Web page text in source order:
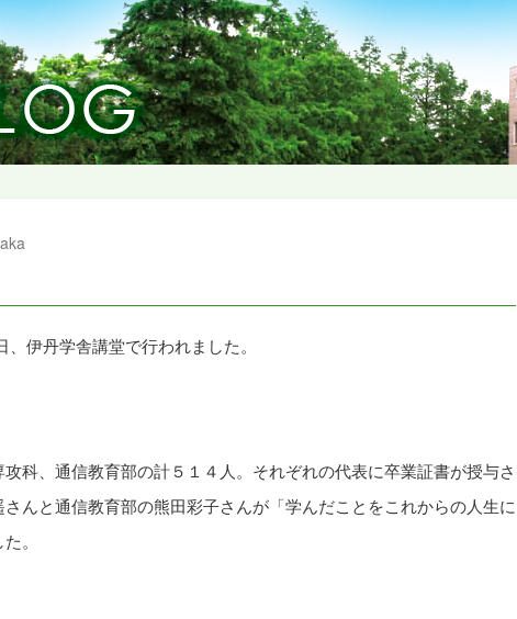
伊丹学舎講堂で行われました。
科、通信教育部の計 ５１４ 人。それぞれの代表に卒業証書が授与さ
んと通信教育部の熊田彩子さんが「学んだことをこれからの人生に
。